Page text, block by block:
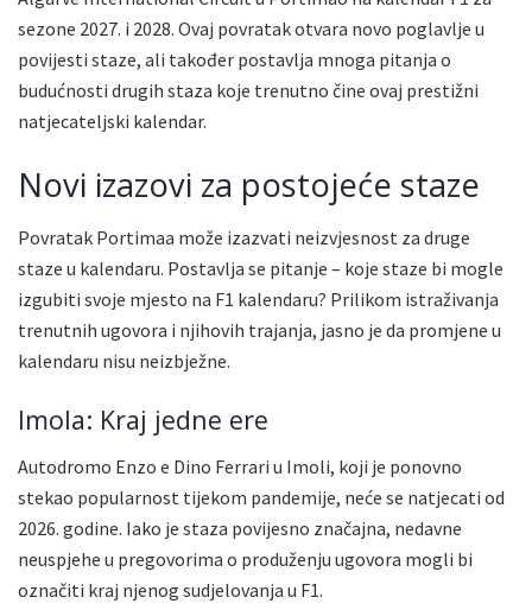
sezone 2027. i 2028. Ovaj povratak otvara novo poglavlje u
povijesti staze, ali također postavlja mnoga pitanja o
budućnosti drugih staza koje trenutno čine ovaj prestižni
natjecateljski kalendar.
Novi izazovi za postojeće staze
Povratak Portimaa može izazvati neizvjesnost za druge
staze u kalendaru. Postavlja se pitanje – koje staze bi mogle
izgubiti svoje mjesto na F1 kalendaru? Prilikom istraživanja
trenutnih ugovora i njihovih trajanja, jasno je da promjene u
kalendaru nisu neizbježne.
Imola: Kraj jedne ere
Autodromo Enzo e Dino Ferrari u Imoli, koji je ponovno
stekao popularnost tijekom pandemije, neće se natjecati od
2026. godine. Iako je staza povijesno značajna, nedavne
neuspjehe u pregovorima o produženju ugovora mogli bi
označiti kraj njenog sudjelovanja u F1.